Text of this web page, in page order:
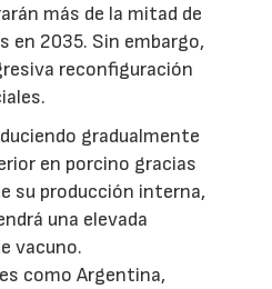
más de la mitad de
en 2035. Sin embargo,
reconfiguración
gradualmente
en porcino gracias
su producción interna,
una elevada
vacuno.
como Argentina,